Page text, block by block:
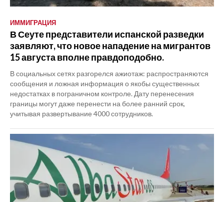
ИММИГРАЦИЯ
В Сеуте представители испанской разведки
заявляют, что новое нападение на мигрантов
15 августа вполне правдоподобно.
В социальных сетях разгорелся ажиотаж: распространяются
сообщения и ложная информация о якобы существенных
недостатках в пограничном контроле. Дату перенесения
границы могут даже перенести на более ранний срок,
учитывая развертывание 4000 сотрудников.